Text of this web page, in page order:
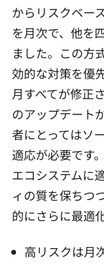
からリスクベー
を月次で、他を
ました。この方
効的な対策を優
月すべてが修正
のアップデート
者にとってはソ
適応が必要です
エコシステムに
ィの質を保ちつ
的にさらに最適
高リスクは月